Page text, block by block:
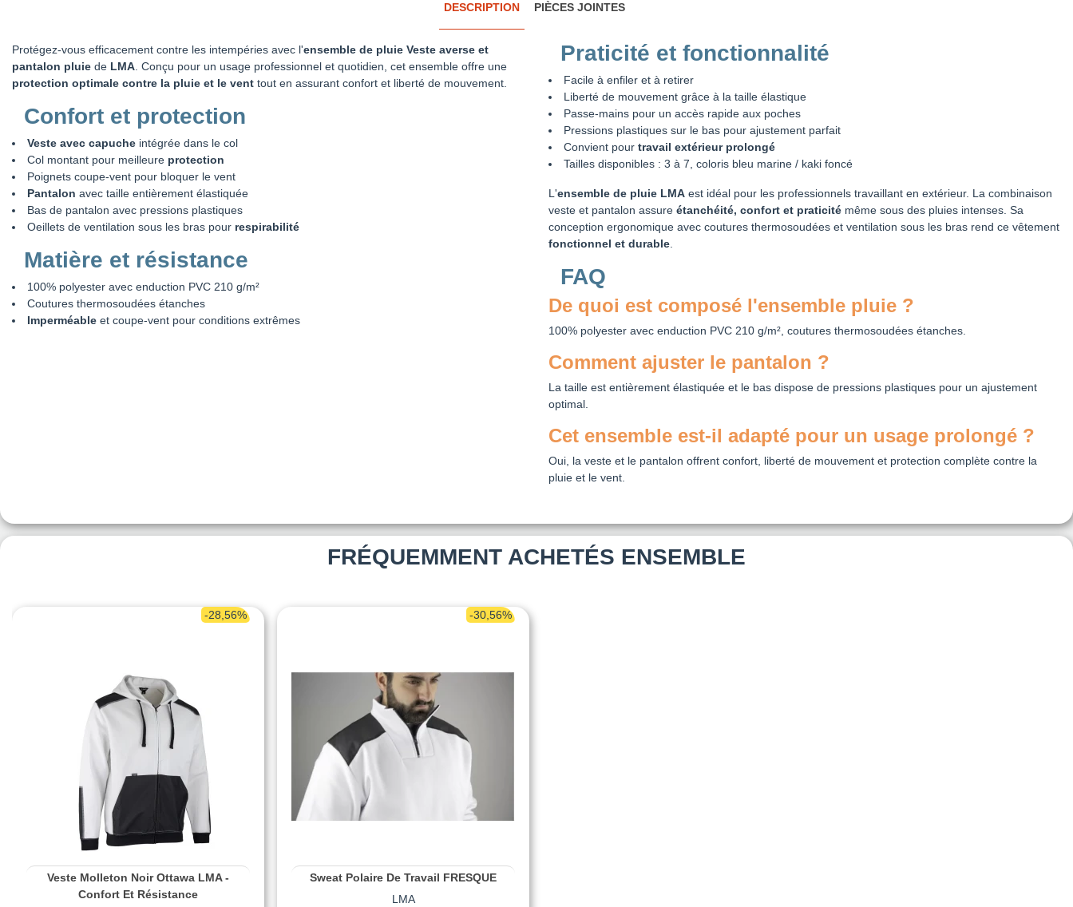
DESCRIPTION PIÈCES JOINTES
Protégez-vous efficacement contre les intempéries avec l'ensemble de pluie Veste averse et
pantalon pluie de LMA. Conçu pour un usage professionnel et quotidien, cet ensemble offre une
protection optimale contre la pluie et le vent tout en assurant confort et liberté de mouvement.
Confort et protection
Veste avec capuche intégrée dans le col
Col montant pour meilleure protection
Poignets coupe-vent pour bloquer le vent
Pantalon avec taille entièrement élastiquée
Bas de pantalon avec pressions plastiques
Oeillets de ventilation sous les bras pour respirabilité
Matière et résistance
100% polyester avec enduction PVC 210 g/m²
Coutures thermosoudées étanches
Imperméable et coupe-vent pour conditions extrêmes
Praticité et fonctionnalité
Facile à enfiler et à retirer
Liberté de mouvement grâce à la taille élastique
Passe-mains pour un accès rapide aux poches
Pressions plastiques sur le bas pour ajustement parfait
Convient pour travail extérieur prolongé
Tailles disponibles : 3 à 7, coloris bleu marine / kaki foncé
L'ensemble de pluie LMA est idéal pour les professionnels travaillant en extérieur. La combinaison
veste et pantalon assure étanchéité, confort et praticité même sous des pluies intenses. Sa
conception ergonomique avec coutures thermosoudées et ventilation sous les bras rend ce vêtement
fonctionnel et durable.
FAQ
De quoi est composé l'ensemble pluie ?
100% polyester avec enduction PVC 210 g/m², coutures thermosoudées étanches.
Comment ajuster le pantalon ?
La taille est entièrement élastiquée et le bas dispose de pressions plastiques pour un ajustement
optimal.
Cet ensemble est-il adapté pour un usage prolongé ?
Oui, la veste et le pantalon offrent confort, liberté de mouvement et protection complète contre la
pluie et le vent.
FRÉQUEMMENT ACHETÉS ENSEMBLE
-28,56%
Veste Molleton Noir Ottawa LMA -
Confort Et Résistance
-30,56%
Sweat Polaire De Travail FRESQUE
LMA